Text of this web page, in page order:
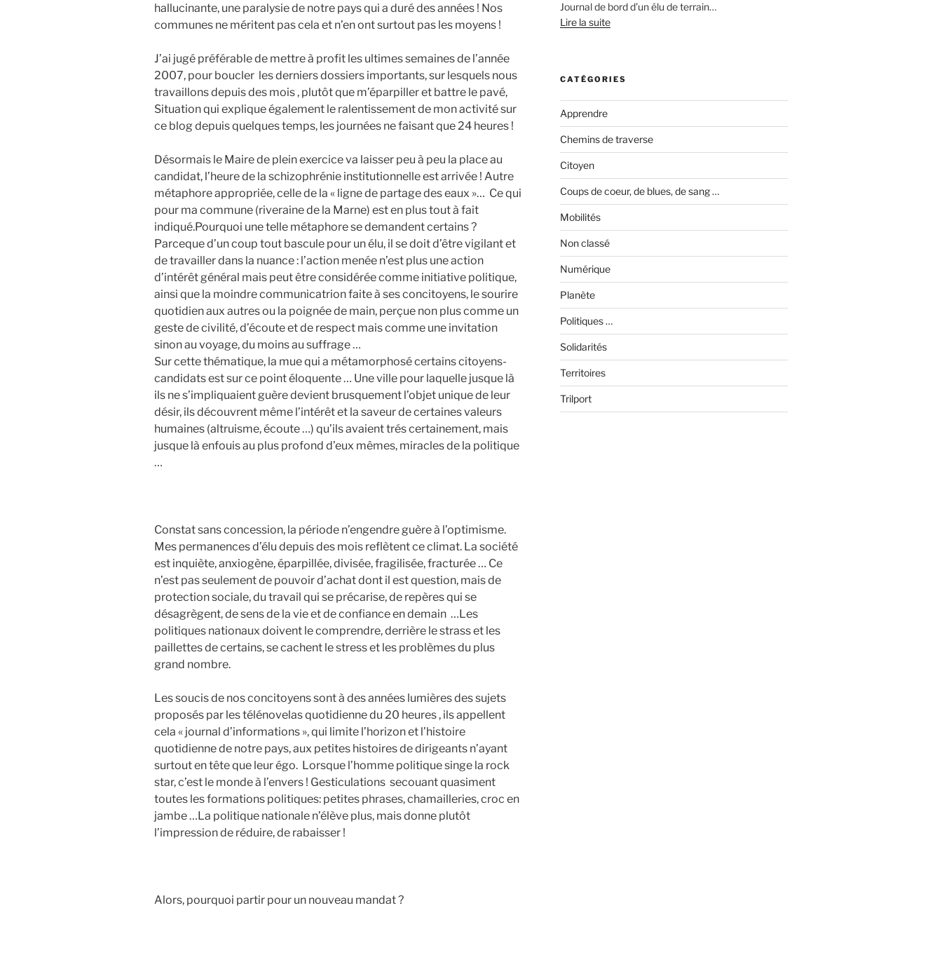
hallucinante, une paralysie de notre pays qui a duré des années ! Nos
communes ne méritent pas cela et n’en ont surtout pas les moyens !
J’ai jugé préférable de mettre à profit les ultimes semaines de l’année
2007, pour boucler les derniers dossiers importants, sur lesquels nous
travaillons depuis des mois , plutôt que m’éparpiller et battre le pavé,
Situation qui explique également le ralentissement de mon activité sur
ce blog depuis quelques temps, les journées ne faisant que 24 heures !
Désormais le Maire de plein exercice va laisser peu à peu la place au
candidat, l’heure de la schizophrénie institutionnelle est arrivée ! Autre
métaphore appropriée, celle de la « ligne de partage des eaux »… Ce qui
pour ma commune (riveraine de la Marne) est en plus tout à fait
indiqué.Pourquoi une telle métaphore se demandent certains ?
Parceque d’un coup tout bascule pour un élu, il se doit d’être vigilant et
de travailler dans la nuance : l’action menée n’est plus une action
d’intérêt général mais peut être considérée comme initiative politique,
ainsi que la moindre communicatrion faite à ses concitoyens, le sourire
quotidien aux autres ou la poignée de main, perçue non plus comme un
geste de civilité, d’écoute et de respect mais comme une invitation
sinon au voyage, du moins au suffrage …
Sur cette thématique, la mue qui a métamorphosé certains citoyens-
candidats est sur ce point éloquente … Une ville pour laquelle jusque là
ils ne s’impliquaient guère devient brusquement l’objet unique de leur
désir, ils découvrent même l’intérêt et la saveur de certaines valeurs
humaines (altruisme, écoute …) qu’ils avaient trés certainement, mais
jusque là enfouis au plus profond d’eux mêmes, miracles de la politique
…
Constat sans concession, la période n’engendre guère à l’optimisme.
Mes permanences d’élu depuis des mois reflètent ce climat. La société
est inquiète, anxiogène, éparpillée, divisée, fragilisée, fracturée … Ce
n’est pas seulement de pouvoir d’achat dont il est question, mais de
protection sociale, du travail qui se précarise, de repères qui se
désagrègent, de sens de la vie et de confiance en demain …Les
politiques nationaux doivent le comprendre, derrière le strass et les
paillettes de certains, se cachent le stress et les problèmes du plus
grand nombre.
Les soucis de nos concitoyens sont à des années lumières des sujets
proposés par les télénovelas quotidienne du 20 heures , ils appellent
cela « journal d’informations », qui limite l’horizon et l’histoire
quotidienne de notre pays, aux petites histoires de dirigeants n’ayant
surtout en tête que leur égo. Lorsque l’homme politique singe la rock
star, c’est le monde à l’envers ! Gesticulations secouant quasiment
toutes les formations politiques: petites phrases, chamailleries, croc en
jambe …La politique nationale n’élève plus, mais donne plutôt
l’impression de réduire, de rabaisser !
Alors, pourquoi partir pour un nouveau mandat ?
Journal de bord d’un élu de terrain…
Lire la suite
CATÉGORIES
Apprendre
Chemins de traverse
Citoyen
Coups de coeur, de blues, de sang …
Mobilités
Non classé
Numérique
Planète
Politiques …
Solidarités
Territoires
Trilport